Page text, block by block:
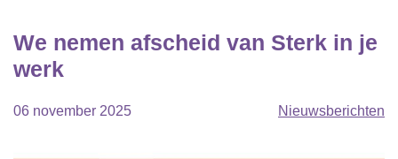
We nemen afscheid van Sterk in je
werk
06 november 2025 Nieuwsberichten